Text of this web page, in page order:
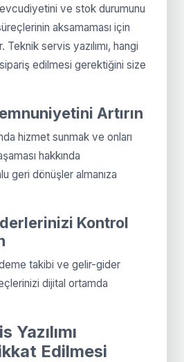
ve stok durumunu
aksamaması için
servis yazılımı, hangi
edilmesi gerektiğini size
Artırın
hizmet sunmak ve onları
hakkında
geri dönüşler almanıza
Kontrol
takibi ve gelir-gider
dijital ortamda
Yazılımı
Edilmesi